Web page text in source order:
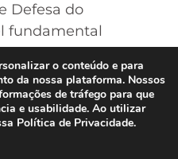
Defesa do
fundamental
e da
de 2018.
Brasileira
Jornalismo
o conteúdo e para
da nossa plataforma. Nossos
de tráfego para que
e usabilidade. Ao utilizar
Política de Privacidade.